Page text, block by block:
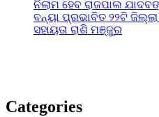
ନିଲାମ ହେବ ରାଜପାଲ
ବନ୍ୟା ପ୍ରଭାବିତ ୨୨ଟି
ସହାୟତା ରାଶି ମଞ୍ଜୁର
Categories